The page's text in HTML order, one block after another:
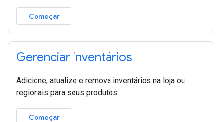
Começar
Gerenciar inventários
Adicione, atualize e remova inventários na loja ou
regionais para seus produtos.
Começar